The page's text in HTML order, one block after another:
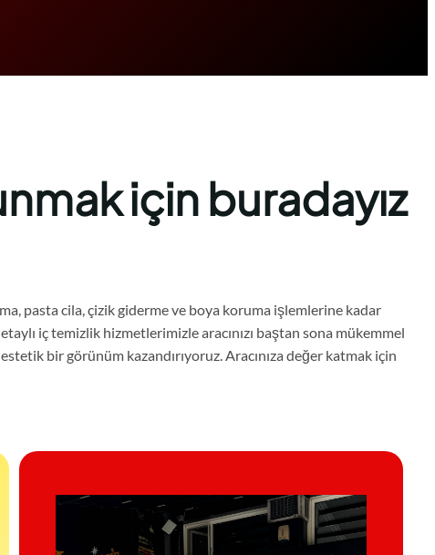
için buradayız
pasta cila, çizik giderme ve boya koruma işlemlerine kadar
iç temizlik hizmetlerimizle aracınızı baştan sona mükemmel
bir görünüm kazandırıyoruz. Aracınıza değer katmak için